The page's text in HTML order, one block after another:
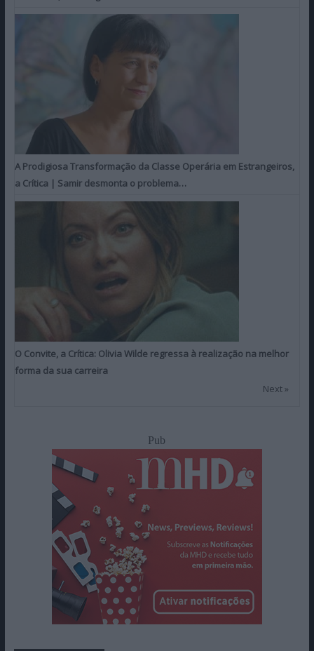
A Prodigiosa Transformação da Classe Operária em Estrangeiros,
a Crítica | Samir desmonta o problema…
O Convite, a Crítica: Olivia Wilde regressa à realização na melhor
forma da sua carreira
Next »
Pub